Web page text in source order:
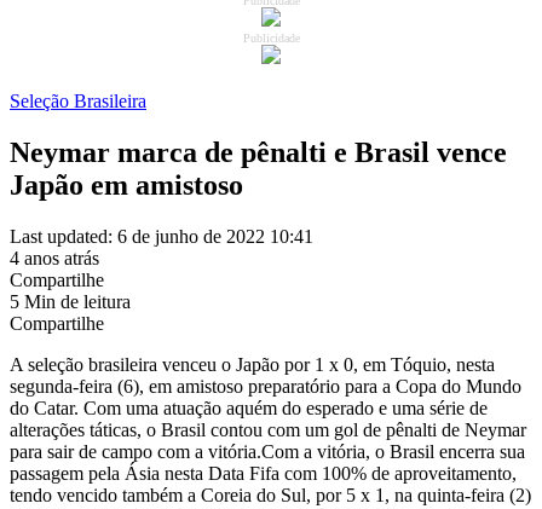
Publicidade
Seleção Brasileira
Neymar marca de pênalti e Brasil vence
Japão em amistoso
Last updated: 6 de junho de 2022 10:41
4 anos atrás
Compartilhe
5 Min de leitura
Compartilhe
A seleção brasileira venceu o Japão por 1 x 0, em Tóquio, nesta
segunda-feira (6), em amistoso preparatório para a Copa do Mundo
do Catar. Com uma atuação aquém do esperado e uma série de
alterações táticas, o Brasil contou com um gol de pênalti de Neymar
para sair de campo com a vitória.Com a vitória, o Brasil encerra sua
passagem pela Ásia nesta Data Fifa com 100% de aproveitamento,
tendo vencido também a Coreia do Sul, por 5 x 1, na quinta-feira (2)